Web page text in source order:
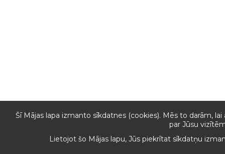
Šī Mājas lapa izmanto sīkdatnes (cookies). Mēs to darām,
par Jūsu
Lietojot šo Mājas lapu, Jūs piekrītat sīkdatņu